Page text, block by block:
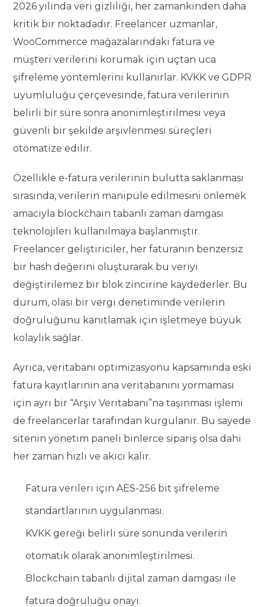
2026 yılında veri gizliliği, her zamankinden daha
kritik bir noktadadır. Freelancer uzmanlar,
WooCommerce mağazalarındaki fatura ve
müşteri verilerini korumak için uçtan uca
şifreleme yöntemlerini kullanırlar. KVKK ve GDPR
uyumluluğu çerçevesinde, fatura verilerinin
belirli bir süre sonra anonimleştirilmesi veya
güvenli bir şekilde arşivlenmesi süreçleri
otomatize edilir.
Özellikle e-fatura verilerinin bulutta saklanması
sırasında, verilerin manipüle edilmesini önlemek
amacıyla blockchain tabanlı zaman damgası
teknolojileri kullanılmaya başlanmıştır.
Freelancer geliştiriciler, her faturanın benzersiz
bir hash değerini oluşturarak bu veriyi
değiştirilemez bir blok zincirine kaydederler. Bu
durum, olası bir vergi denetiminde verilerin
doğruluğunu kanıtlamak için işletmeye büyük
kolaylık sağlar.
Ayrıca, veritabanı optimizasyonu kapsamında eski
fatura kayıtlarının ana veritabanını yormaması
için ayrı bir “Arşiv Veritabanı”na taşınması işlemi
de freelancerlar tarafından kurgulanır. Bu sayede
sitenin yönetim paneli binlerce sipariş olsa dahi
her zaman hızlı ve akıcı kalır.
Fatura verileri için AES-256 bit şifreleme
standartlarının uygulanması.
KVKK gereği belirli süre sonunda verilerin
otomatik olarak anonimleştirilmesi.
Blockchain tabanlı dijital zaman damgası ile
fatura doğruluğu onayı.